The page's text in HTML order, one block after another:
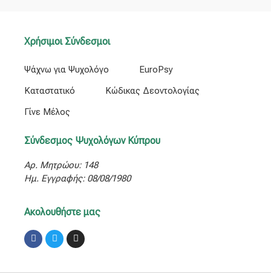
Χρήσιμοι Σύνδεσμοι
Ψάχνω για Ψυχολόγο
EuroPsy
Καταστατικό
Κώδικας Δεοντολογίας
Γίνε Μέλος
Σύνδεσμος Ψυχολόγων Κύπρου
Αρ. Μητρώου: 148
Ημ. Εγγραφής: 08/08/1980
Ακολουθήστε μας
Facebook
TwitterInstagram